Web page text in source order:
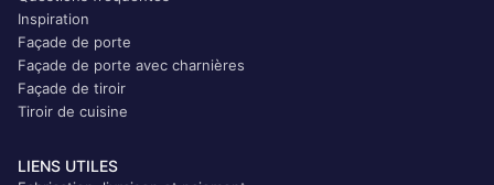
Inspiration
Façade de porte
Façade de porte avec charnières
Façade de tiroir
Tiroir de cuisine
LIENS UTILES